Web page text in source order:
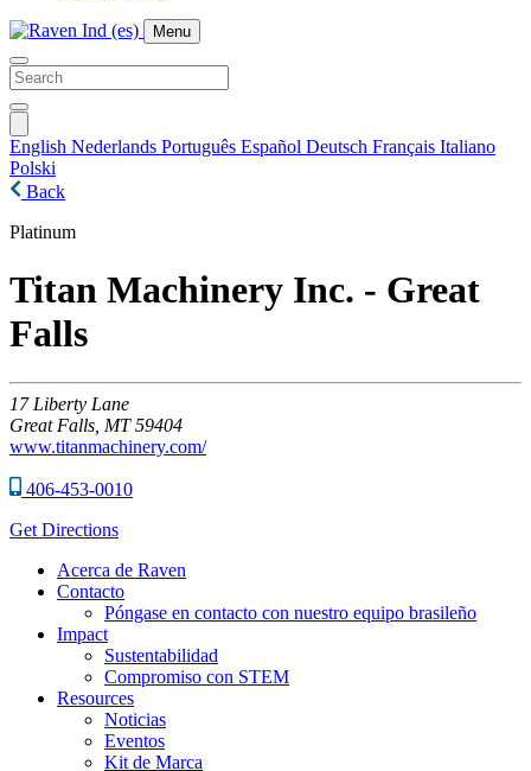
Menu
English Nederlands Português Español Deutsch Français Italiano
Polski
Back
Platinum
Titan Machinery Inc. - Great
Falls
17 Liberty Lane
Great Falls, MT 59404
www.titanmachinery.com/
406-453-0010
Get Directions
Acerca de Raven
Contacto
Póngase en contacto con nuestro equipo brasileño
Impact
Sustentabilidad
Compromiso con STEM
Resources
Noticias
Eventos
Kit de Marca